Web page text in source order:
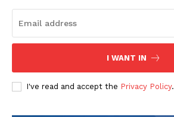
I WANT IN
I've read and accept the Privacy Policy.